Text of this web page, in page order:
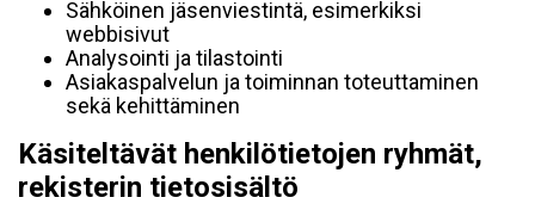
Sähköinen jäsenviestintä, esimerkiksi
webbisivut
Analysointi ja tilastointi
Asiakaspalvelun ja toiminnan toteuttaminen
sekä kehittäminen
Käsiteltävät henkilötietojen ryhmät,
rekisterin tietosisältö